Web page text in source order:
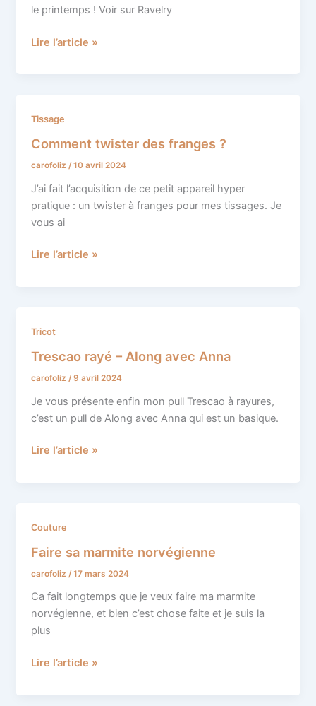
le printemps ! Voir sur Ravelry
tricote
Lire l’article »
Tissage
Comment twister des franges ?
carofoliz /10 avril 2024
J’ai fait l’acquisition de ce petit appareil hyper
pratique : un twister à franges pour mes tissages. Je
vous ai
Comment
des
franges
?
Lire l’article »
Tricot
Trescao rayé – Along avec Anna
carofoliz /9 avril 2024
Je vous présente enfin mon pull Trescao à rayures,
c’est un pull de Along avec Anna qui est un basique.
Trescao
–
Along
avec
Anna
Lire l’article »
Couture
Faire sa marmite norvégienne
carofoliz /17 mars 2024
Ca fait longtemps que je veux faire ma marmite
norvégienne, et bien c’est chose faite et je suis la
plus
Faire
marmite
norvégienne
Lire l’article »